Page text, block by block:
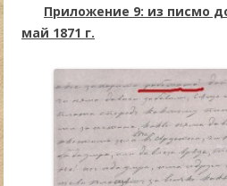
Приложение 9: из писмо
май 1871 г.